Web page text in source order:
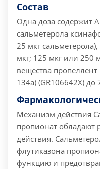
Состав
Одна доза содержит
сальметерола
25 мкг
мкг; 125 мкг или 250
вещества
134a) (GR106642X) до
Механизм действия
пропионат
действия.
флутиказона
функцию и